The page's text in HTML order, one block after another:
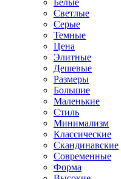
Белые
Светлые
Серые
Темные
Цена
Элитные
Дешевые
Размеры
Большие
Маленькие
Стиль
Минимализм
Классические
Скандинавские
Современные
Форма